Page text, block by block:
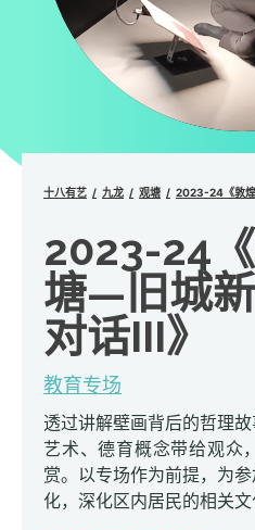
十八有艺 九龙 观塘 2023-24《敦煌
2023-24
塘—旧城
对话III》
教育专场
透过讲解壁画背后的哲理故
艺术、德育概念带给观众
赏。以专场作为前提，为
化，深化区内居民的相关文